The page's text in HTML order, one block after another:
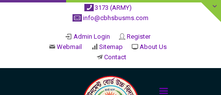
3173 (ARMY)
info@cbhsbusms.com
Admin Login
Register
Webmail
Sitemap
About Us
Contact